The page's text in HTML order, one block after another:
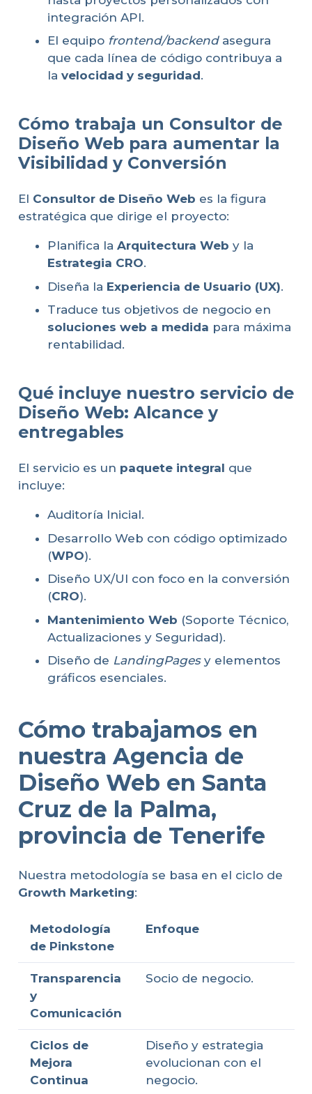
integración API.
El equipo frontend/backendasegura
que cada línea de código contribuya a
la velocidad y seguridad.
Cómo trabaja un Consultor de
Diseño Web para aumentar la
Visibilidad y Conversión
El Consultor de Diseño Web es la figura
estratégica que dirige el proyecto:
Planifica la Arquitectura Web y la
Estrategia CRO.
Diseña la Experiencia de Usuario (UX).
Traduce tus objetivos de negocio en
soluciones web a medida para máxima
rentabilidad.
Qué incluye nuestro servicio de
Diseño Web: Alcance y
entregables
El servicio es un paquete integral que
incluye:
Auditoría Inicial.
Desarrollo Web con código optimizado
(WPO).
Diseño UX/UI con foco en la conversión
(CRO).
Mantenimiento Web (Soporte Técnico,
Actualizaciones y Seguridad).
Diseño de LandingPagesy elementos
gráficos esenciales.
Cómo trabajamos en
nuestra Agencia de
Diseño Web en Santa
Cruz de la Palma,
provincia de Tenerife
Nuestra metodología se basa en el ciclo de
Growth Marketing:
Metodología
de Pinkstone
Enfoque
Transparencia
y
Comunicación
Socio de negocio.
Ciclos de
Mejora
Continua
Diseño y estrategia
evolucionan con el
negocio.